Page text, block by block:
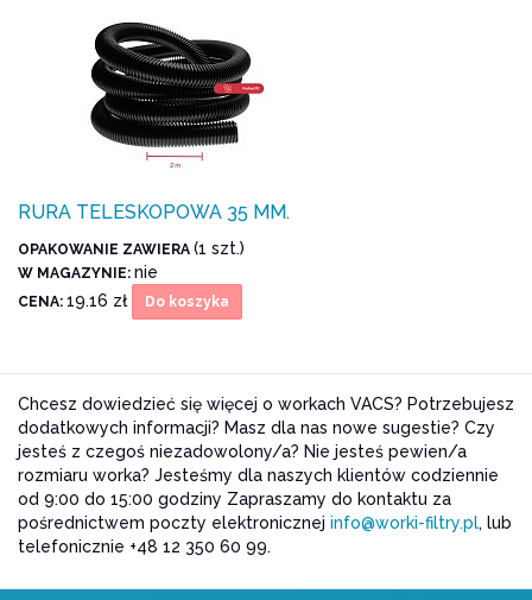
RURA TELESKOPOWA 35 MM.
OPAKOWANIE ZAWIERA (1 szt.)
W MAGAZYNIE: nie
CENA: 19.16 zł Do koszyka
Chcesz dowiedzieć się więcej o workach VACS? Potrzebujesz
dodatkowych informacji? Masz dla nas nowe sugestie? Czy
jesteś z czegoś niezadowolony/a? Nie jesteś pewien/a
rozmiaru worka? Jesteśmy dla naszych klientów codziennie
od 9:00 do 15:00 godziny Zapraszamy do kontaktu za
pośrednictwem poczty elektronicznej info@worki-filtry.pl, lub
telefonicznie +48 12 350 60 99.